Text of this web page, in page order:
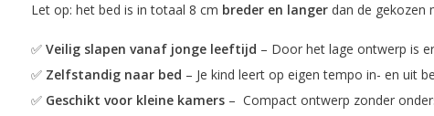
Let op: het bed is in totaal 8 cm breder en langerdan de gekozen
✅ Veilig slapen vanaf jonge leeftijd – Door het lage ontwerp is
✅ Zelfstandig naar bed – Je kind leert op eigen tempo in- en uit
✅ Geschikt voor kleine kamers– Compact ontwerp zonder